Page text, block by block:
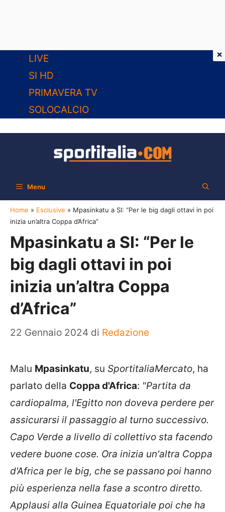
contenuto
LIVE
SI HD
PRIMAVERA TV
SOLOCALCIO
Menu
Home » Esclusive » Mpasinkatu a SI: “Per le big dagli ottavi in poi
inizia un’altra Coppa d’Africa”
Mpasinkatu a SI: “Per le
big dagli ottavi in poi
inizia un’altra Coppa
d’Africa”
22 Gennaio 2024 di Redazione
Malu Mpasinkatu, su SportitaliaMercato, ha
parlato della Coppa d'Africa: "Partita da
cardiopalma, l'Egitto non doveva perdere per
assicurarsi il passaggio al turno successivo.
Capo Verde a livello di collettivo sta facendo
vedere buone cose. Ora inizia un'altra Coppa
d'Africa per le big, che se passano poi hanno
più esperienza nella fase a scontro diretto.
Applausi alla Guinea Equatoriale poi che ha
×